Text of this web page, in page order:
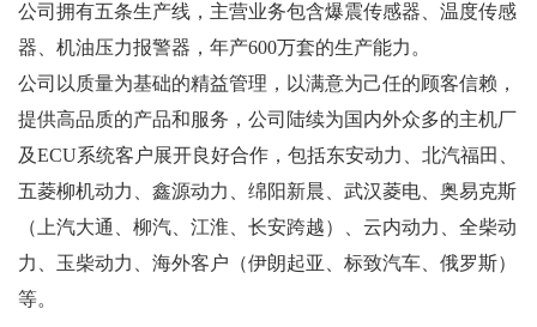
公司拥有五条生产线，主营业务包含爆震传感器、温度传感
器、机油压力报警器，年产600万套的生产能力。
公司以质量为基础的精益管理，以满意为己任的顾客信赖，
提供高品质的产品和服务，公司陆续为国内外众多的主机厂
及ECU系统客户展开良好合作，包括东安动力、北汽福田、
五菱柳机动力、鑫源动力、绵阳新晨、武汉菱电、奥易克斯
（上汽大通、柳汽、江淮、长安跨越）、云内动力、全柴动
力、玉柴动力、海外客户（伊朗起亚、标致汽车、俄罗斯）
等。